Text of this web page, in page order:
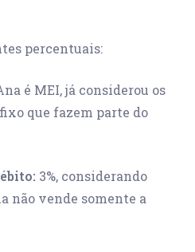
percentuais:
é MEI, já considerou os
que fazem parte do
3%, considerando
não vende somente a